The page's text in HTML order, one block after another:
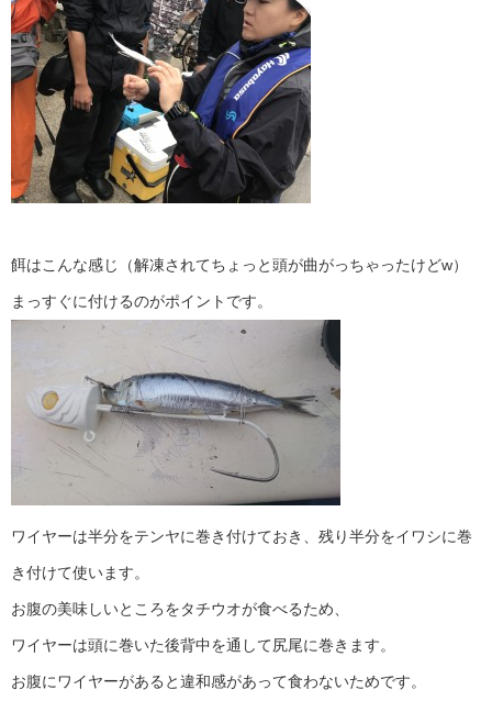
餌はこんな感じ（解凍されてちょっと頭が曲がっちゃったけどw）
まっすぐに付けるのがポイントです。
ワイヤーは半分をテンヤに巻き付けておき、残り半分をイワシに巻
き付けて使います。
お腹の美味しいところをタチウオが食べるため、
ワイヤーは頭に巻いた後背中を通して尻尾に巻きます。
お腹にワイヤーがあると違和感があって食わないためです。